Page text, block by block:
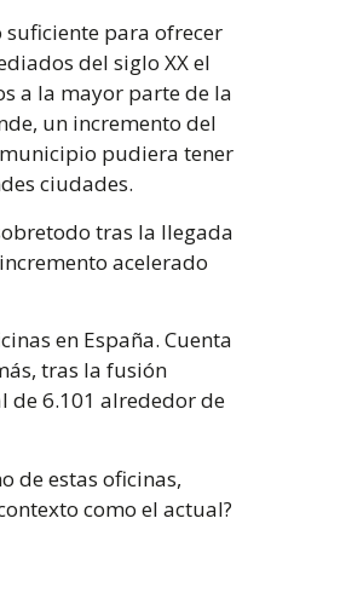
suficiente para ofrecer
del siglo XX el
a la mayor parte de la
un incremento del
pudiera tener
ciudades.
tras la llegada
acelerado
en España. Cuenta
tras la fusión
de6.101 alrededor de
de estas oficinas,
como el actual?